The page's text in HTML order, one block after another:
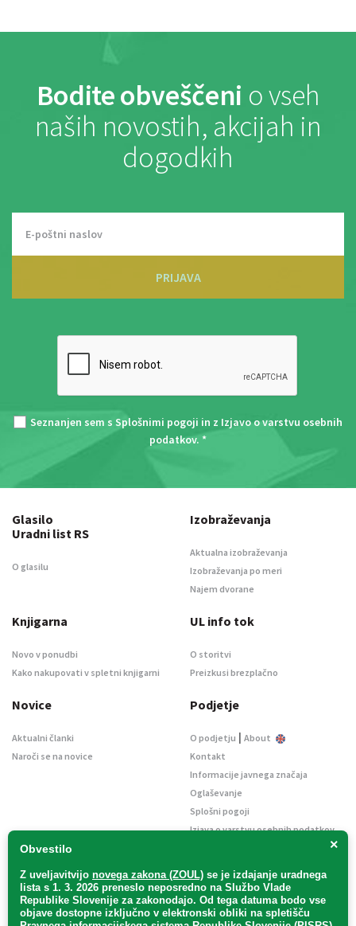
Bodite obveščeni o vseh
naših novostih, akcijah in
dogodkih
PRIJAVA
Seznanjen sem s Splošnimi pogoji in z Izjavo o varstvu osebnih
podatkov. *
×
Obvestilo
Z uveljavitvijo novega zakona (ZOUL) se je izdajanje uradnega
lista s 1. 3. 2026 preneslo neposredno na Službo Vlade
Republike Slovenije za zakonodajo. Od tega datuma bodo vse
objave dostopne izključno v elektronski obliki na spletišču
Glasilo
Uradni list RS
O glasilu
Izobraževanja
Aktualna izobraževanja
Izobraževanja po meri
Najem dvorane
Knjigarna
Novo v ponudbi
Kako nakupovati v spletni knjigarni
UL info tok
O storitvi
Preizkusi brezplačno
Novice
Aktualni članki
Naroči se na novice
Podjetje
O podjetju | About
Kontakt
Informacije javnega značaja
Oglaševanje
Splošni pogoji
Izjava o varstvu osebnih podatkov